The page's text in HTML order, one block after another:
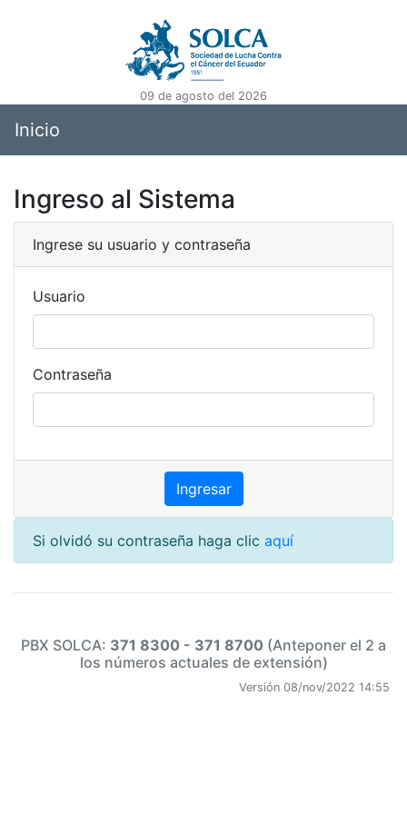
09 de agosto del 2026
Inicio
Ingreso al Sistema
Ingrese su usuario y contraseña
Usuario
Contraseña
Si olvidó su contraseña haga clic aquí
PBX SOLCA: 371 8300 - 371 8700 (Anteponer el 2 a
los números actuales de extensión)
Versión 08/nov/2022 14:55